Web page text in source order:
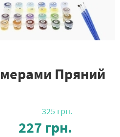
Пряний
325 грн.
227 грн.